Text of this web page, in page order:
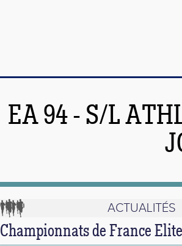
EA 94 - S/L
ACTUALITÉS
Championnats de France Elite